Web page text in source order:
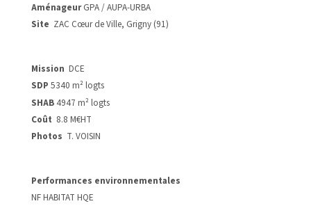
AménageurGPA / AUPA-URBA
Site ZAC Cœur de Ville, Grigny (91)
Mission DCE
SDP 5340 m² logts
SHAB4947 m² logts
Coût 8.8 M€HT
Photos T. VOISIN
Performances environnementales
NF HABITAT HQE